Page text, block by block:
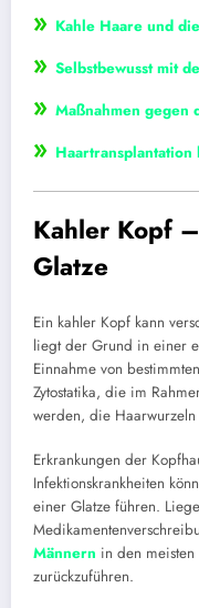
» Kahle Haare und
» Selbstbewusst mit
» Maßnahmen gegen
»
Kahler Kopf
Glatze
Ein kahler Kopf kann
liegt der Grund in einer
Einnahme von
Zytostatika, die im
werden, die
Erkrankungen der
Infektionskrankheiten
einer Glatze führen.
Männern in den
zurückzuführen.